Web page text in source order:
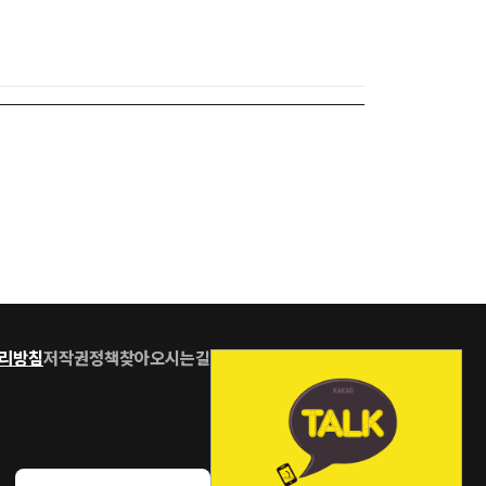
방침저작권정책찾아오시는길